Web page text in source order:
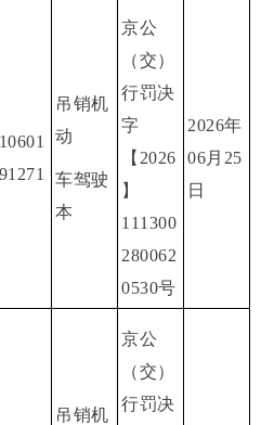
吊销机
动
车驾驶
本
京公
（交）
行罚决
字
【2026
】
111300
280062
0530号
2026年
06月25
日
吊销机
京公
（交）
行罚决